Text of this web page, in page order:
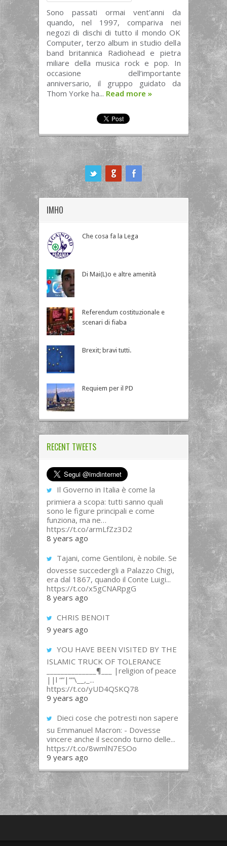
Sono passati ormai vent’anni da
quando, nel 1997, compariva nei
negozi di dischi di tutto il mondo OK
Computer, terzo album in studio della
band britannica Radiohead e pietra
miliare della musica rock e pop. In
occasione dell’importante
anniversario, il gruppo guidato da
Thom Yorke ha... Read more »
IMHO
Che cosa fa la Lega
Di Mai(L)o e altre amenità
Referendum costituzionale e
scenari di fiaba
Brexit; bravi tutti.
Requiem per il PD
RECENT TWEETS
Il Governo in Italia è come la
primiera a scopa: tutti sanno quali
sono le figure principali e come
funziona, ma ne…
https://t.co/armLfZz3D2
8 years ago
Tajani, come Gentiloni, è nobile. Se
dovesse succedergli a Palazzo Chigi,
era dal 1867, quando il Conte Luigi...
https://t.co/x5gCNARpgG
8 years ago
CHRIS BENOIT
9 years ago
YOU HAVE BEEN VISITED BY THE
ISLAMIC TRUCK OF TOLERANCE
______________¶___ |religion of peace
||l “”|””\__,_...
https://t.co/yUD4QSKQ78
9 years ago
Dieci cose che potresti non sapere
su Emmanuel Macron: - Dovesse
vincere anche il secondo turno delle...
https://t.co/8wmlN7ESOo
9 years ago